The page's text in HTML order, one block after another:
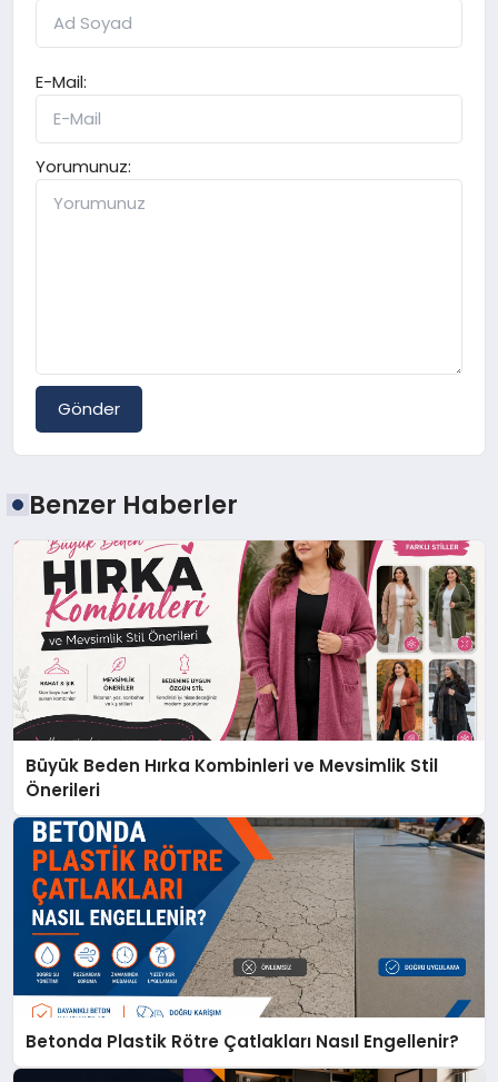
E-Mail:
Yorumunuz:
Gönder
Benzer Haberler
Büyük Beden Hırka Kombinleri ve Mevsimlik Stil
Önerileri
Betonda Plastik Rötre Çatlakları Nasıl Engellenir?